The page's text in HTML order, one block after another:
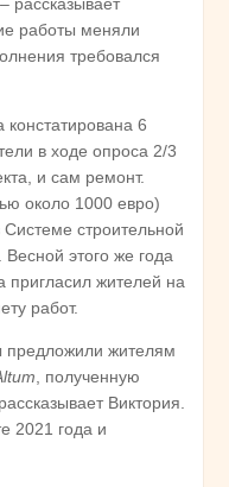
рассказывает
работы меняли
требовался
6
в ходе опроса 2/3
и сам ремонт.
около 1000 евро)
строительной
этого же года
пригласил жителей на
работ.
жителям
, полученную
Виктория.
2021 года и